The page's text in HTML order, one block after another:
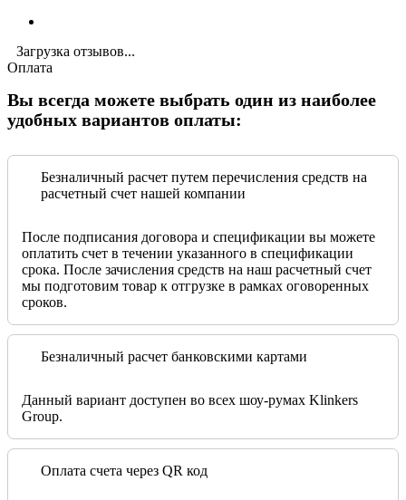
Загрузка отзывов...
Оплата
Вы всегда можете выбрать один из наиболее
удобных вариантов оплаты:
Безналичный расчет путем перечисления средств на
расчетный счет нашей компании
После подписания договора и спецификации вы можете
оплатить счет в течении указанного в спецификации
срока. После зачисления средств на наш расчетный счет
мы подготовим товар к отгрузке в рамках оговоренных
сроков.
Безналичный расчет банковскими картами
Данный вариант доступен во всех шоу-румах Klinkers
Group.
Оплата счета через QR код